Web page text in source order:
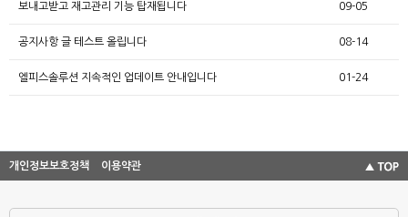
보내고받고 재고관리 기능 탑재됩니다 09-05
공지사항 글 테스트 올립니다 08-14
엘피스솔루션 지속적인 업데이트 안내입니다 01-24
개인정보보호정책 이용약관